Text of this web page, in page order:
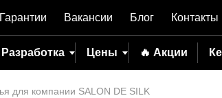
Гарантии Вакансии Блог Контакты
Разработка Цены 🔥 Акции
для компании SALON DE SILK